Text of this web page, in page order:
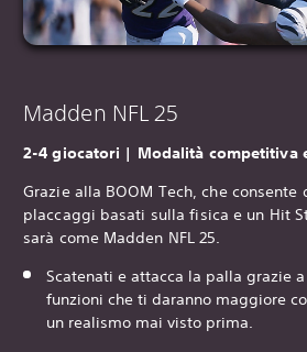
Madden NFL 25
‎2-4 giocatori | Modalità competitiva
Grazie alla BOOM Tech, che
placcaggi basati sulla fisica e un Hit
sarà come Madden NFL 25.
Scatenati e attacca la palla grazie
funzioni che ti daranno maggiore
un realismo mai visto prima.